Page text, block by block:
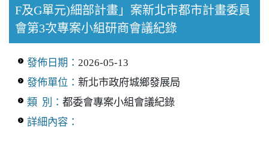
F及G單元)細部計畫」案新北市都市計畫委員
會第3次專案小組研商會議紀錄
發佈日期： 2026-05-13
發佈單位： 新北市政府城鄉發展局
類 別： 都委會專案小組會議紀錄
詳細內容：